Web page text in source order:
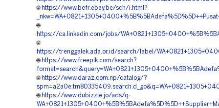
🌐 https://www.befr.ebay.be/sch/i.html?
🌐
https://ca.linkedin.com/jobs/
🌐
https://trenggalek.ada.or.id/search/label/
🌐 https://www.freepik.com/search?
🌐 https://www.daraz.com.np/catalog/?
🌐 https://www.dubizzle.jo/ads/q-